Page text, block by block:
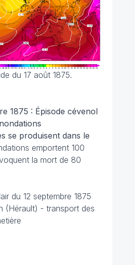
du 17 août 1875.
1875 : Épisode cévenol
se produisent dans le
emportent 100
la mort de 80
du 12 septembre 1875
(Hérault) - transport des